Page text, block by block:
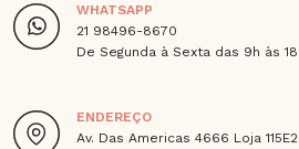
WHATSAPP
21 98496-8670
De Segunda à Sexta das 9h às
ENDEREÇO
Av. Das Americas 4666 Loja